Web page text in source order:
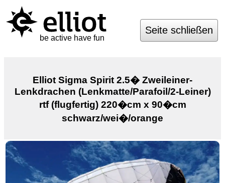
be active have fun
Seite schließen
Elliot Sigma Spirit 2.5� Zweileiner-
Lenkdrachen (Lenkmatte/Parafoil/2-Leiner)
rtf (flugfertig) 220�cm x 90�cm
schwarz/wei�/orange